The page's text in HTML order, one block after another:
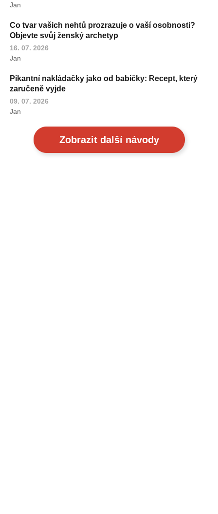
Jan
Co tvar vašich nehtů prozrazuje o vaší osobnosti?
Objevte svůj ženský archetyp
16. 07. 2026
Jan
Pikantní nakládačky jako od babičky: Recept, který
zaručeně vyjde
09. 07. 2026
Jan
Zobrazit další návody